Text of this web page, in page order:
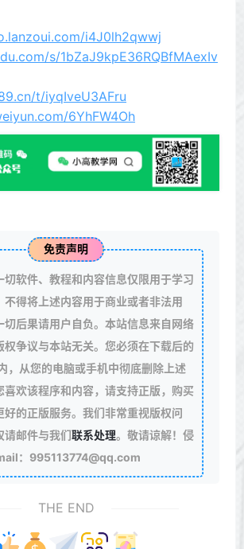
i4J0lh2qwwj
s/1bZaJ9kpE36RQBfMAexIv
t/iyqIveU3AFru
6YhFW4Oh
免责声明
切软件、教程和内容信息仅限用于学习
不得将上述内容用于商业或者非法用
切后果请用户自负。本站信息来自网络
权争议与本站无关。您必须在下载后的
，从您的电脑或手机中彻底删除上述
喜欢该程序和内容，请支持正版，购买
好的正版服务。我们非常重视版权问
请邮件与我们联系处理。敬请谅解！侵
：995113774@qq.com
THE END